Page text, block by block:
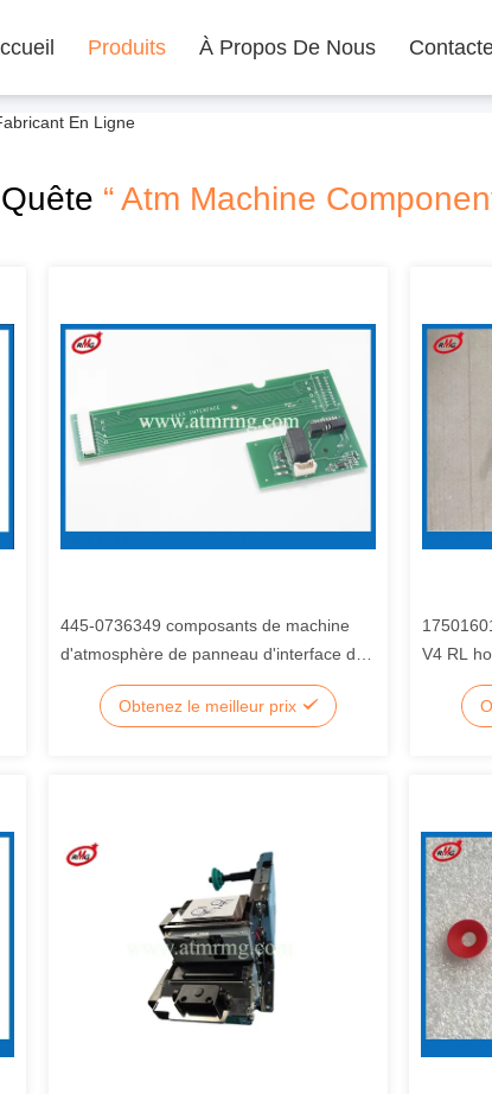
Produits À Propos De Nous
En Ligne
“ Atm Machine
445-0736349 composants de machine
d'atmosphère de panneau d'interface de
câble de la NCR S2
Obtenez le meilleur prix
V4 RL